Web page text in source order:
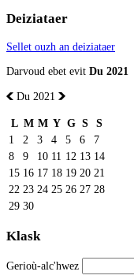
Deiziataer
Sellet ouzh an deiziataer
Darvoud ebet evit Du 2021
Du 2021
L M M Y G S
S
1
2 3 4 5 6
7
8
9 10 11 12 13 14
15 16 17 18 19 20 21
22 23 24 25 26 27 28
29 30
Klask
Gerioù-alc'hwez